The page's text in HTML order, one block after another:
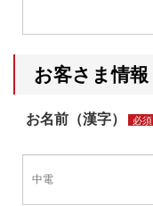
お客さま情報
お名前（漢字） 必須